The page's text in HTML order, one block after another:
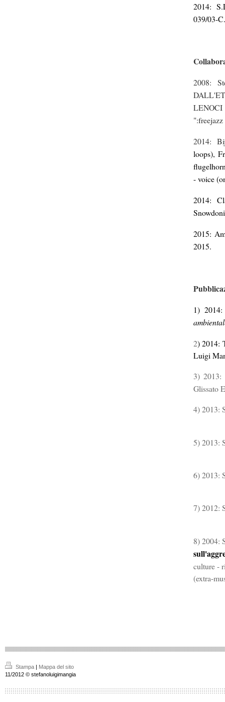
2014:
039/03-C.
2008:
2014:
loops),
- voice
2014:
2015:
2015.
1)
2) 2014:
Luigi
3) 2013:
Glissato
4) 2013:
5) 2013:
6) 2013:
7) 2012:
8) 2004:
culture -
(extra-
Stampa | Mappa del sito
11/2012 © stefanoluigimangia